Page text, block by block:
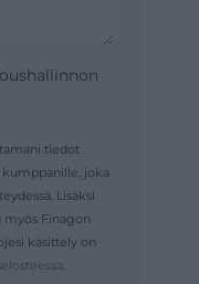
tiedot
joka
Lisäksi
Finagon
käsittely on